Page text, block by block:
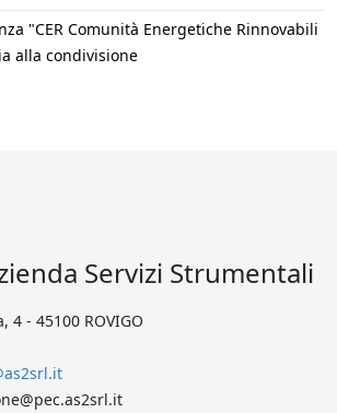
"CER Comunità Energetiche Rinnovabili
alla condivisione
Servizi Strumentali
4 - 45100 ROVIGO